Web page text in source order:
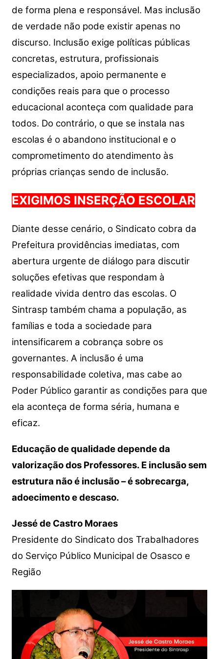
de forma plena e responsável. Mas inclusão
de verdade não pode existir apenas no
discurso. Inclusão exige políticas públicas
concretas, estrutura, profissionais
especializados, apoio permanente e
condições reais para que o processo
educacional aconteça com qualidade para
todos. Do contrário, o que se instala nas
escolas é o abandono institucional e o
comprometimento do atendimento às
próprias crianças sendo de inclusão.
EXIGIMOS INSERÇÃO ESCOLAR
Diante desse cenário, o Sindicato cobra da
Prefeitura providências imediatas, com
abertura urgente de diálogo para discutir
soluções efetivas que respondam à
realidade vivida dentro das escolas. O
Sintrasp também chama a população, as
famílias e toda a sociedade para
intensificarem a cobrança sobre os
governantes. A inclusão é uma
responsabilidade coletiva, mas cabe ao
Poder Público garantir as condições para que
ela aconteça de forma séria, humana e
eficaz.
Educação de qualidade depende da
valorização dos Professores. E inclusão sem
estrutura não é inclusão – é sobrecarga,
adoecimento e descaso.
Jessé de Castro Moraes
Presidente do Sindicato dos Trabalhadores
do Serviço Público Municipal de Osasco e
Região